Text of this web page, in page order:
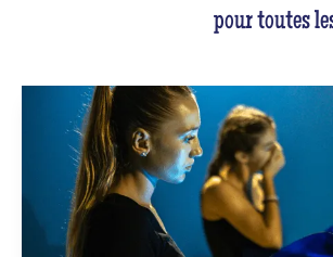
pour toutes